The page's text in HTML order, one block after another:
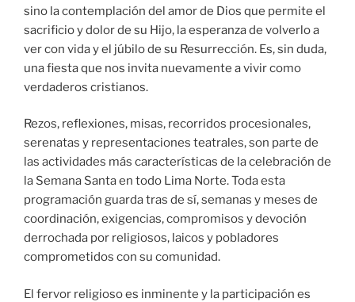
sino la contemplación del amor de Dios que permite el
sacrificio y dolor de su Hijo, la esperanza de volverlo a
ver con vida y el júbilo de su Resurrección. Es, sin duda,
una fiesta que nos invita nuevamente a vivir como
verdaderos cristianos.
Rezos, reflexiones, misas, recorridos procesionales,
serenatas y representaciones teatrales, son parte de
las actividades más características de la celebración de
la Semana Santa en todo Lima Norte. Toda esta
programación guarda tras de sí, semanas y meses de
coordinación, exigencias, compromisos y devoción
derrochada por religiosos, laicos y pobladores
comprometidos con su comunidad.
El fervor religioso es inminente y la participación es